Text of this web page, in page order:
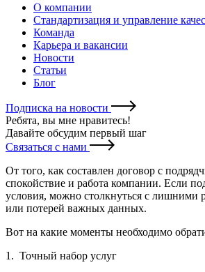
О компании
Стандартизация и управление
Команда
Карьера и вакансии
Новости
Статьи
Блог
Подписка на новости
Ребята, вы мне нравитесь!
Давайте обсудим первый шаг
Связаться с нами
От того, как составлен договор с
спокойствие и работа компании. Если
условия, можно столкнуться с лишними
или потерей важных данных.
Вот на какие моменты необходимо
1. Точный набор услуг